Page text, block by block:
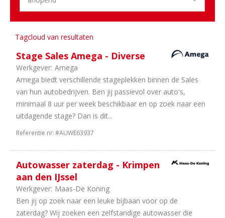
Stages
Sector
Dealerholdings
Duurzame
Mobiliteit
Personenauto's
Bedrijfsauto's
Tweewielers
Banden
Tagcloud van resultaten
Stage Sales Amega - Diverse
Werkgever: Amega
Amega biedt verschillende stageplekken binnen de Sales
van hun autobedrijven. Ben jij passievol over auto's,
minimaal 8 uur per week beschikbaar en op zoek naar een
uitdagende stage? Dan is dit...
Referentie nr:#AUWE63937
Autowasser zaterdag - Krimpen
aan den IJssel
Werkgever: Maas-De Koning
Ben jij op zoek naar een leuke bijbaan voor op de
zaterdag? Wij zoeken een zelfstandige autowasser die